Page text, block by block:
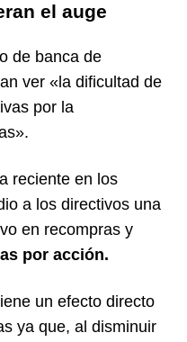
el auge
de banca de
ver «la dificultad de
por la
reciente en los
a los directivos una
en recompras y
por acción.
un efecto directo
ya que, al disminuir